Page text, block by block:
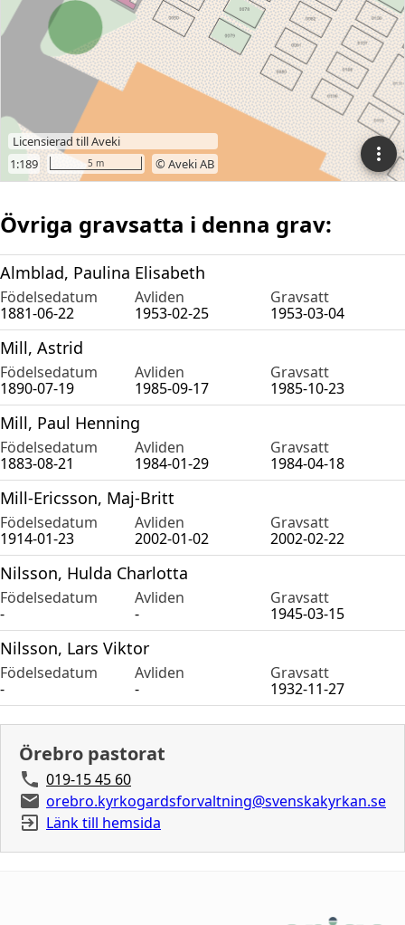
Övriga gravsatta i denna grav:
Almblad, Paulina Elisabeth
Födelsedatum Avliden
Gravsatt
1881-06-22
1953-02-25 1953-03-04
Mill, Astrid
Födelsedatum Avliden
Gravsatt
1890-07-19
1985-09-17 1985-10-23
Mill, Paul Henning
Födelsedatum Avliden
Gravsatt
1883-08-21
1984-01-29 1984-04-18
Mill-Ericsson, Maj-Britt
Födelsedatum Avliden
Gravsatt
1914-01-23
2002-01-02 2002-02-22
Nilsson, Hulda Charlotta
Födelsedatum Avliden
Gravsatt
-
- 1945-03-15
Nilsson, Lars Viktor
Födelsedatum Avliden
Gravsatt
-
- 1932-11-27
Örebro pastorat
019-15 45 60
orebro.kyrkogardsforvaltning@svenskakyrkan.se
Länk till hemsida